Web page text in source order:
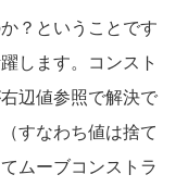
？ということです
します。コンスト
辺値参照で解決で
すなわち値は捨て
ムーブコンストラ